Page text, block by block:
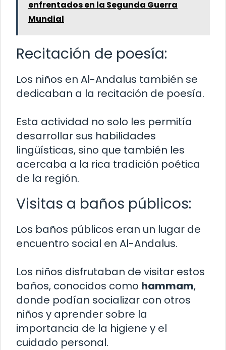
enfrentados en la Segunda Guerra
Mundial
Recitación de poesía:
Los niños en Al-Andalus también se
dedicaban a la recitación de poesía.
Esta actividad no solo les permitía
desarrollar sus habilidades
lingüísticas, sino que también les
acercaba a la rica tradición poética
de la región.
Visitas a baños públicos:
Los baños públicos eran un lugar de
encuentro social en Al-Andalus.
Los niños disfrutaban de visitar estos
baños, conocidos como hammam,
donde podían socializar con otros
niños y aprender sobre la
importancia de la higiene y el
cuidado personal.